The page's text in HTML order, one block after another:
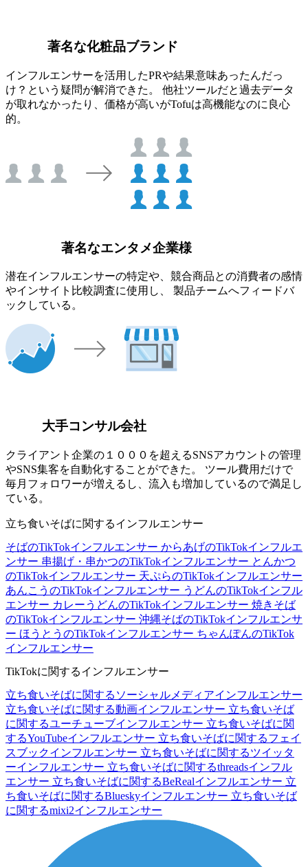
著名な化粧品ブランド
インフルエンサーを活用したPRや結果意味あったんだっ
け？という疑問が解消できた。 他社ツールだと過去データ
が取れなかったり、価格が高いがTofuは高機能なのに良心
的。
著名なエンタメ企業様
潜在インフルエンサーの特定や、競合商品との消費者の感情
やインサイト比較調査に使用し、 製品チームへフィードバ
ックしている。
大手コンサル会社
クライアント企業の１０００を超えるSNSアカウントの管理
やSNS集客を自動化することができた。 ツール費用だけで
毎月フォロワーが増えるし、流入も増加しているので満足し
ている。
立ち食いそばに関するインフルエンサー
そばのTikTokインフルエンサー からあげのTikTokインフルエ
ンサー 串揚げ・串かつのTikTokインフルエンサー とんかつ
のTikTokインフルエンサー 天ぷらのTikTokインフルエンサー
あんこうのTikTokインフルエンサー うどんのTikTokインフル
エンサー カレーうどんのTikTokインフルエンサー 焼きそば
のTikTokインフルエンサー 沖縄そばのTikTokインフルエンサ
ー ほうとうのTikTokインフルエンサー ちゃんぽんのTikTok
インフルエンサー
TikTokに関するインフルエンサー
立ち食いそばに関するソーシャルメディアインフルエンサー
立ち食いそばに関する動画インフルエンサー 立ち食いそば
に関するユーチューブインフルエンサー 立ち食いそばに関
するYouTubeインフルエンサー 立ち食いそばに関するフェイ
スブックインフルエンサー 立ち食いそばに関するツイッタ
ーインフルエンサー 立ち食いそばに関するthreadsインフル
エンサー 立ち食いそばに関するBeRealインフルエンサー 立
ち食いそばに関するBlueskyインフルエンサー 立ち食いそば
に関するmixi2インフルエンサー